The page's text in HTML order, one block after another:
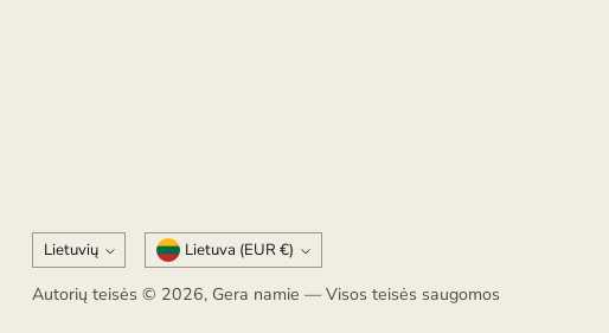
Kalba
Lietuvių Valiuta Lietuva (EUR €)
Autorių teisės © 2026, Gera namie — Visos teisės saugomos